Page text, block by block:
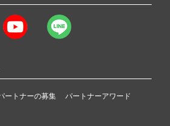
ートナーの募集 パートナーアワード